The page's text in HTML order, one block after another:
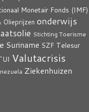
Monetair Fonds (IMF)
Olieprijzen onderwijs
Stichting Toerisme
Suriname SZF Telesur
Valutacrisis
Ziekenhuizen